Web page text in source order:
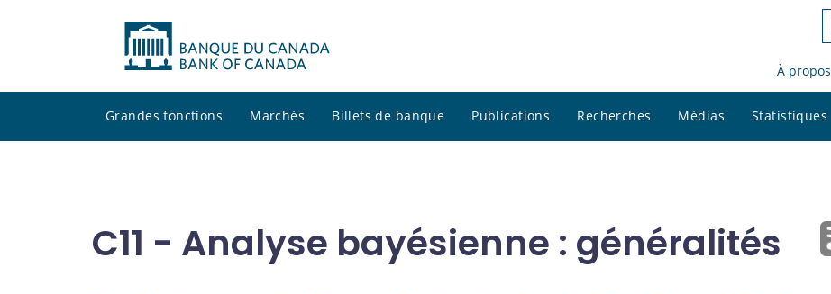
le
À
Grandes fonctions Marchés Billets de banque Publications Recherches Médias Statistiques
C11 - Analyse bayésienne : généralités